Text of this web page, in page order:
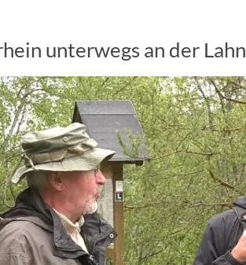
unterwegs an der Lahn